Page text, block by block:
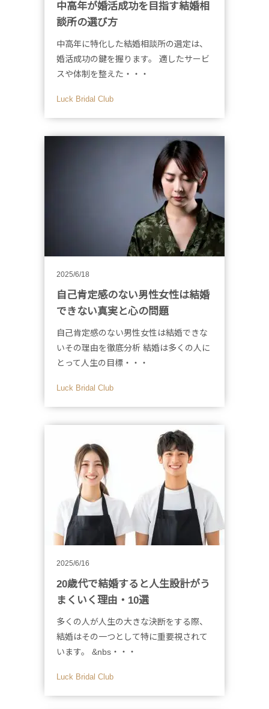
中高年が婚活成功を目指す結婚相
談所の選び方
中高年に特化した結婚相談所の選定は、
婚活成功の鍵を握ります。 適したサービ
スや体制を整えた・・・
Luck Bridal Club
2025/6/18
自己肯定感のない男性女性は結婚
できない真実と心の問題
自己肯定感のない男性女性は結婚できな
いその理由を徹底分析 結婚は多くの人に
とって人生の目標・・・
Luck Bridal Club
2025/6/16
20歳代で結婚すると人生設計がう
まくいく理由・10選
多くの人が人生の大きな決断をする際、
結婚はその一つとして特に重要視されて
います。 &nbs・・・
Luck Bridal Club